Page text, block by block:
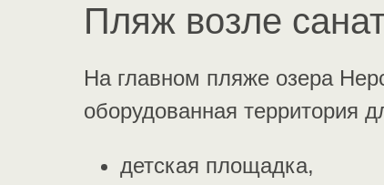
Пляж возле
На главном пляже озера
оборудованная территория
детская площадка,